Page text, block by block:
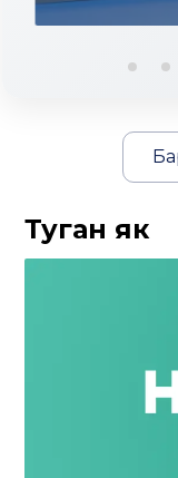
Туган як